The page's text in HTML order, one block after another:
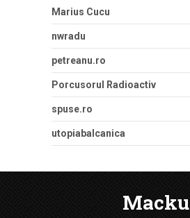
Marius Cucu
nwradu
petreanu.ro
Porcusorul Radioactiv
spuse.ro
utopiabalcanica
Macku